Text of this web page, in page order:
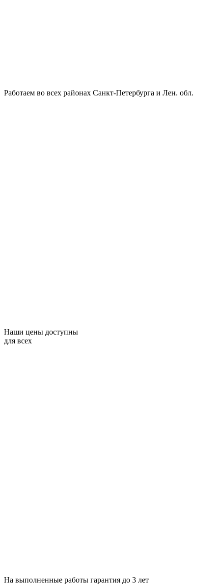
Работаем во всех районах Санкт-Петербурга и Лен. обл.
Наши цены доступны
для всех
На выполненные работы гарантия до 3 лет